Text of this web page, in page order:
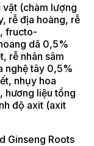
vật (chàm lượng
rễ địa hoàng, rễ
fructo-
dã 0,5%
rễ nhân sâm
nghệ tây 0,5%
nhụy hoa
hương liệu tổng
độ axit (axit
Ginseng Roots